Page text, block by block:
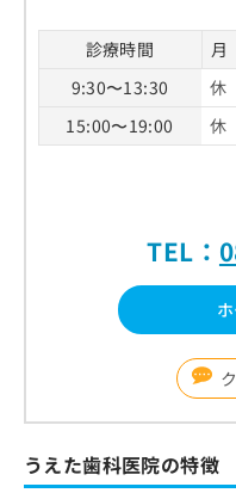
診療時間 月
9:30〜13:30
休
15:00〜19:00
休
TEL：
うえた歯科医院の特徴